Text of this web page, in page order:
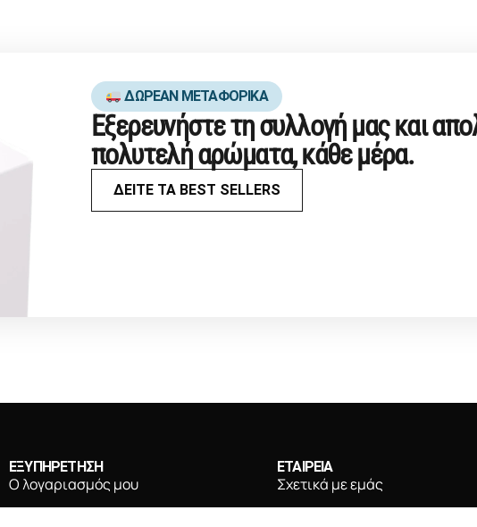
ΔΩΡΕΑΝ ΜΕΤΑΦΟΡΙΚΑ
Εξερευνήστε τη συλλογή μας και
πολυτελή αρώματα, κάθε μέρα.
ΔΕΙΤΕ ΤΑ BEST SELLERS
ΕΞΥΠΗΡΕΤΗΣΗ
Ο λογαριασμός μου
ΕΤΑΙΡΕΙΑ
Σχετικά με εμάς